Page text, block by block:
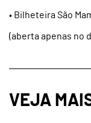
• Bilheteira São
(aberta apenas no